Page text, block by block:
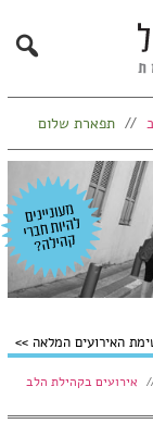
Search
תפארת שלום
האירועים המלאה
אירועים בקהילת הלב